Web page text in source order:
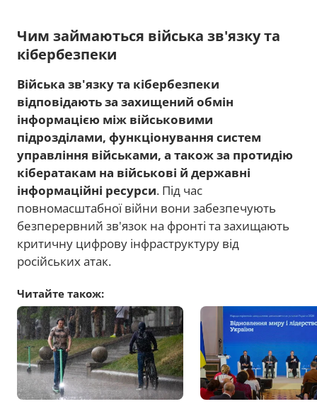
Чим займаються війська зв'язку та
кібербезпеки
Війська зв'язку та кібербезпеки
відповідають за захищений обмін
інформацією між військовими
підрозділами, функціонування систем
управління військами, а також за протидію
кібератакам на військові й державні
інформаційні ресурси. Під час
повномасштабної війни вони забезпечують
безперервний зв'язок на фронті та захищають
критичну цифрову інфраструктуру від
російських атак.
Читайте також: